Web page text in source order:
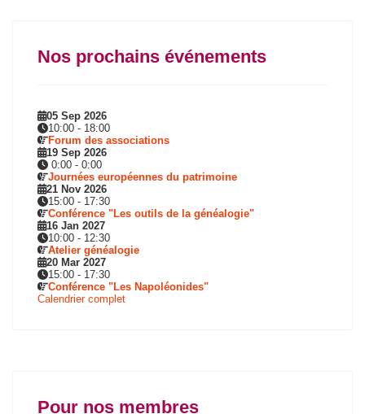
Nos prochains événements
05 Sep 2026
10:00 - 18:00
Forum des associations
19 Sep 2026
0:00 - 0:00
Journées européennes du patrimoine
21 Nov 2026
15:00 - 17:30
Conférence "Les outils de la généalogie"
16 Jan 2027
10:00 - 12:30
Atelier généalogie
20 Mar 2027
15:00 - 17:30
Conférence "Les Napoléonides"
Calendrier complet
Pour nos membres